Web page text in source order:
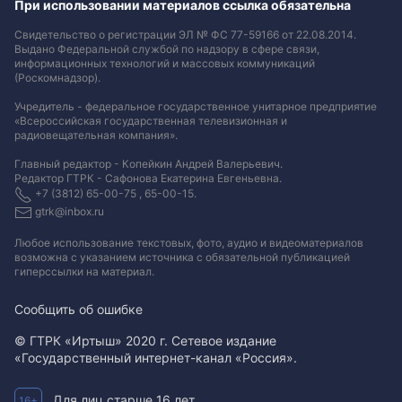
При использовании материалов ссылка обязательна
Свидетельство о регистрации ЭЛ № ФС 77-59166 от 22.08.2014.
Выдано Федеральной службой по надзору в сфере связи,
информационных технологий и массовых коммуникаций
(Роскомнадзор).
Учредитель - федеральное государственное унитарное предприятие
«Всероссийская государственная телевизионная и
радиовещательная компания».
Главный редактор - Копейкин Андрей Валерьевич.
Редактор ГТРК - Сафонова Екатерина Евгеньевна.
+7 (3812) 65-00-75 , 65-00-15.
gtrk@inbox.ru
Любое использование текстовых, фото, аудио и видеоматериалов
возможна с указанием источника с обязательной публикацией
гиперссылки на материал.
Сообщить об ошибке
© ГТРК «Иртыш» 2020 г. Сетевое издание
«Государственный интернет-канал «Россия».